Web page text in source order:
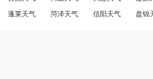
蓬莱天气 菏泽天气 信阳天气 盘锦